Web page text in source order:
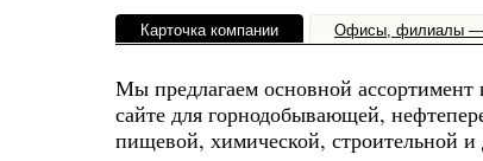
Карточка компании Офисы, филиалы
Мы предлагаем основной
сайте для горнодобывающей,
пищевой, химической, строительной